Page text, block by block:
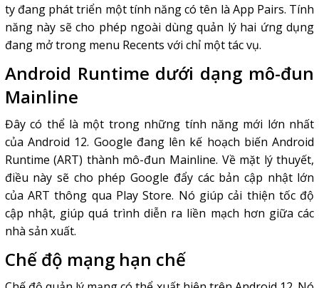
ty đang phát triển một tính năng có tên là App Pairs. Tính
năng này sẽ cho phép ngoài dùng quản lý hai ứng dụng
đang mở trong menu Recents với chỉ một tác vụ.
Android Runtime dưới dạng mô-đun
Mainline
Đây có thể là một trong những tính năng mới lớn nhất
của Android 12. Google đang lên kế hoạch biến Android
Runtime (ART) thành mô-đun Mainline. Về mặt lý thuyết,
điều này sẽ cho phép Google đẩy các bản cập nhật lớn
của ART thông qua Play Store. Nó giúp cải thiện tốc độ
cập nhật, giúp quá trình diễn ra liền mạch hơn giữa các
nhà sản xuất.
Chế độ mạng hạn chế